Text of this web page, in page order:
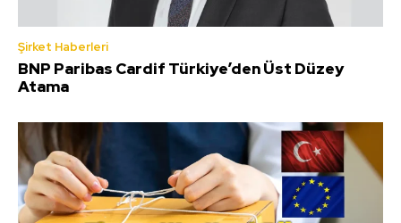
Şirket Haberleri
BNP Paribas Cardif Türkiye’den Üst Düzey
Atama